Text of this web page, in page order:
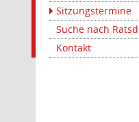
Sitzungstermine
Suche nach
Kontakt